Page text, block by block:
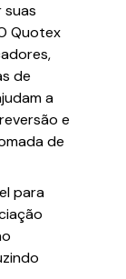
suas
Quotex
de
a
e
de
para